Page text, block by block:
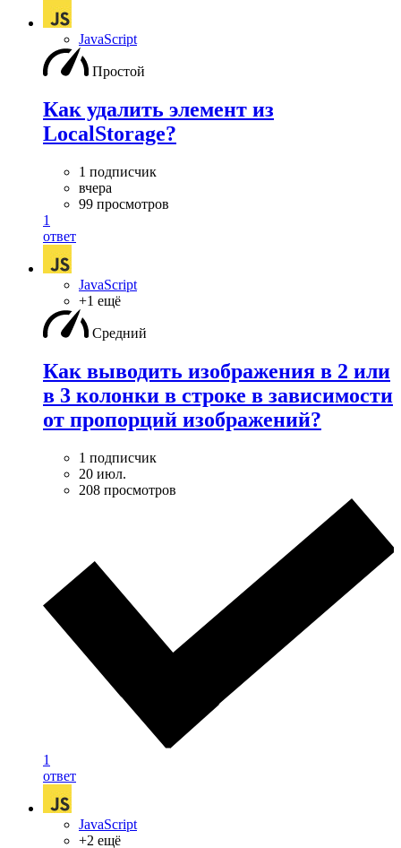
JavaScript
Простой
Как удалить элемент из
LocalStorage?
1 подписчик
вчера
99 просмотров
1
ответ
JavaScript
+1 ещё
Средний
Как выводить изображения в 2 или
в 3 колонки в строке в зависимости
от пропорций изображений?
1 подписчик
20 июл.
208 просмотров
1
ответ
JavaScript
+2 ещё